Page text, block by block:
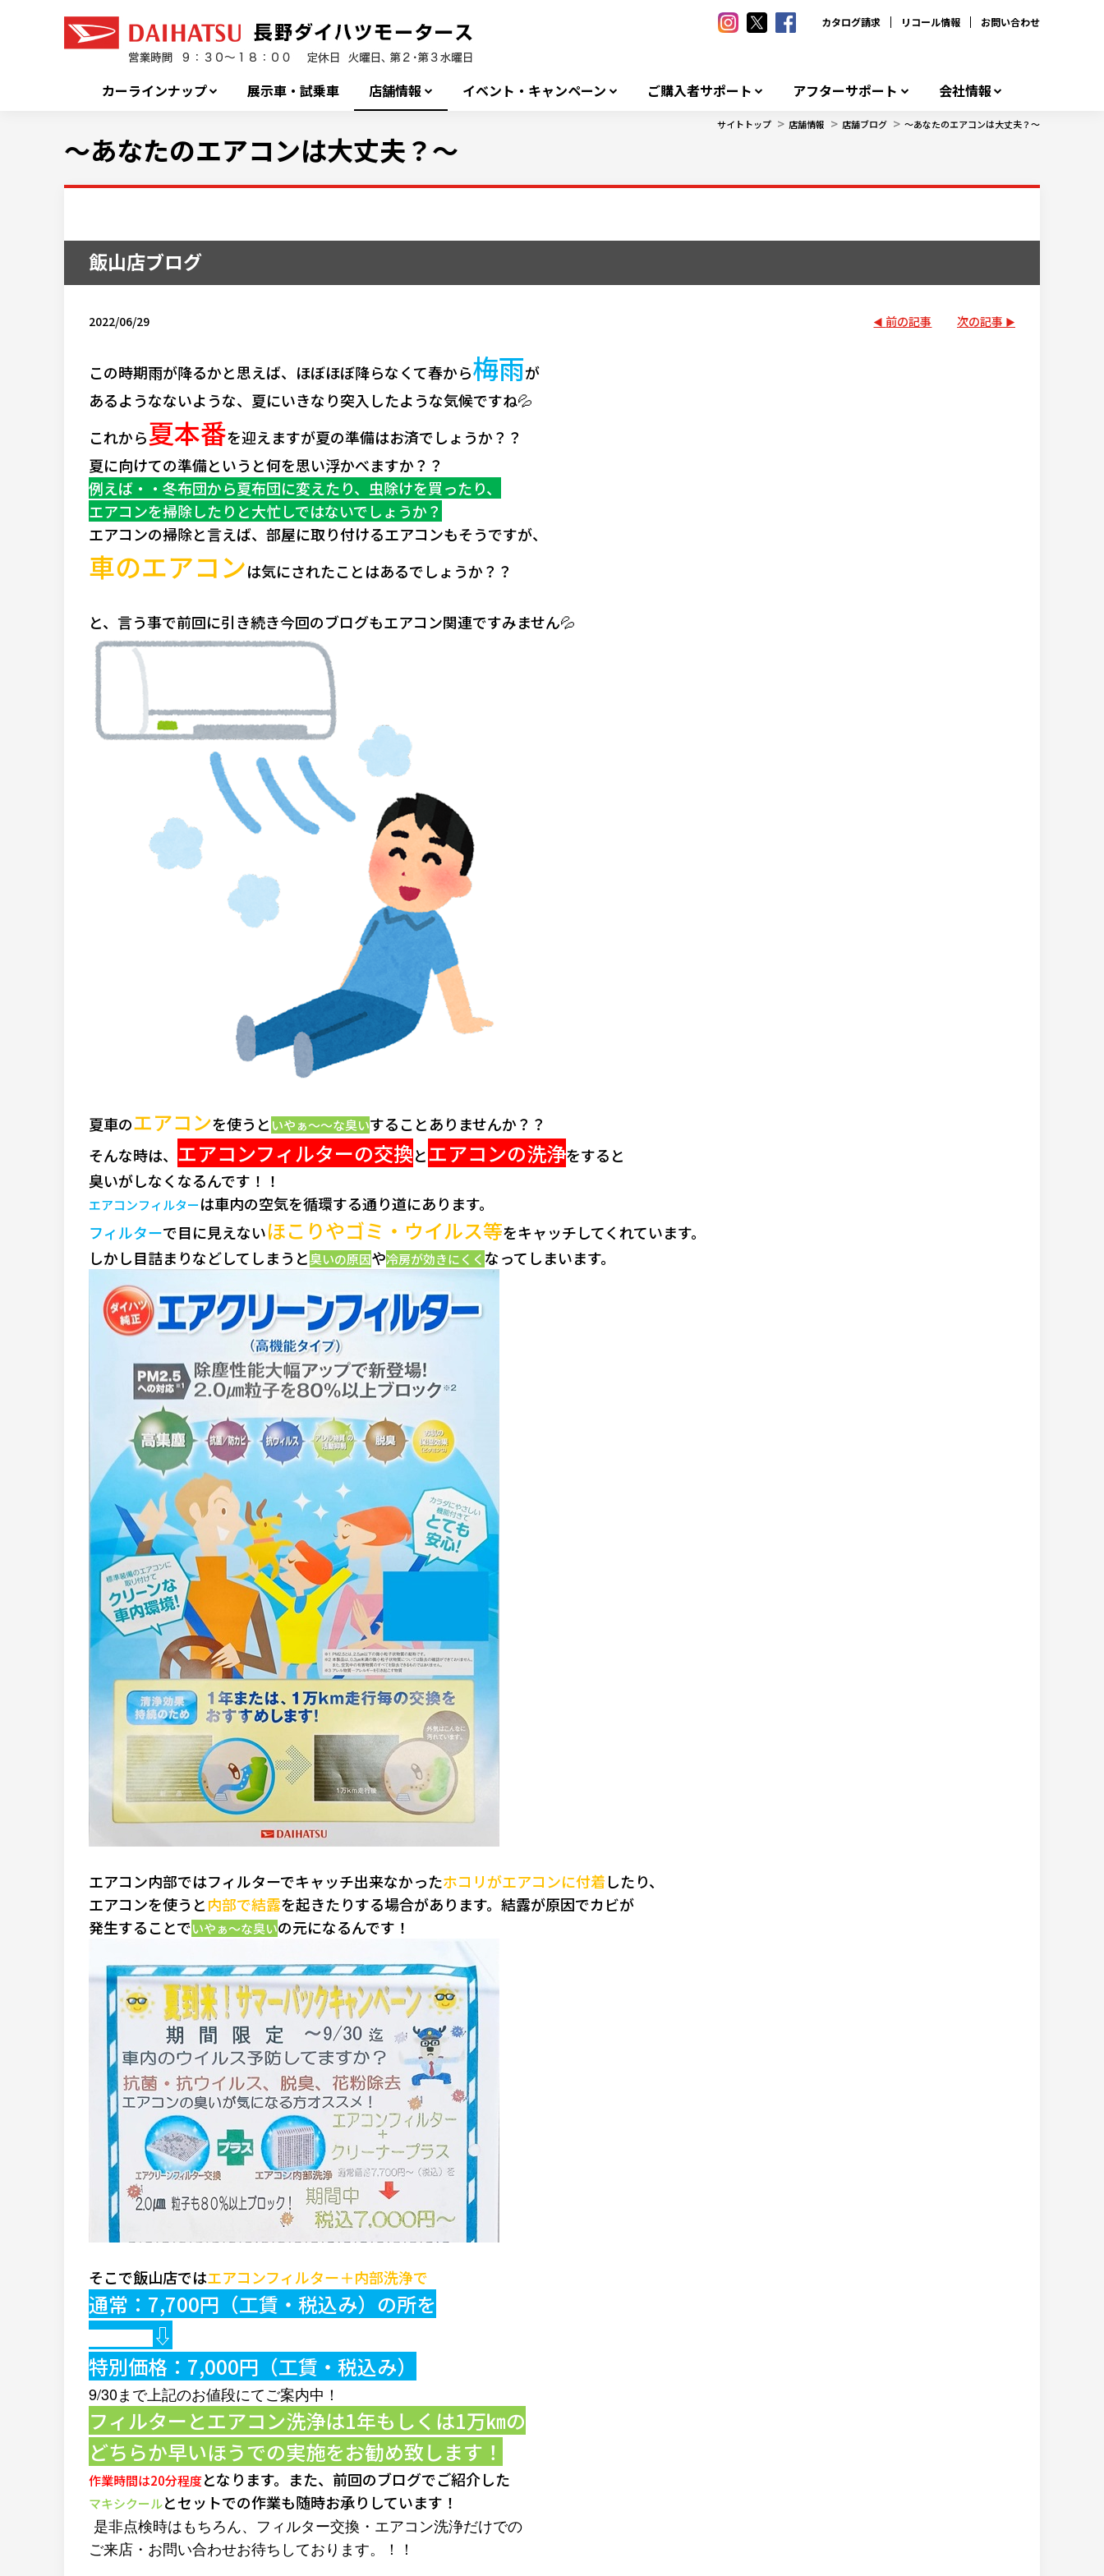
カタログ請求 リコール情報 お問い合わせ
カーラインナップ 展示車・試乗車 店舗情報 イベント・キャンペーン ご購入者サポート アフターサポート 会社情報
サイトトップ > 店舗情報 > 店舗ブログ > ～あなたのエアコンは大丈夫？～
～あなたのエアコンは大丈夫？～
飯山店ブログ
2022/06/29 前の記事 次の記事
この時期雨が降るかと思えば、ほぼほぼ降らなくて春から梅雨が
あるようなないような、夏にいきなり突入したような気候ですね💦
これから夏本番を迎えますが夏の準備はお済でしょうか？？
夏に向けての準備というと何を思い浮かべますか？？
例えば・・冬布団から夏布団に変えたり、虫除けを買ったり、
エアコンを掃除したりと大忙しではないでしょうか？
エアコンの掃除と言えば、部屋に取り付けるエアコンもそうですが、
車のエアコンは気にされたことはあるでしょうか？？
と、言う事で前回に引き続き今回のブログもエアコン関連ですみません💦
夏車のエアコンを使うと いやぁ～～な臭いすることありませんか？？
そんな時は、 エアコンフィルターの交換とエアコンの洗浄をすると
臭いがしなくなるんです！！
エアコンフィルターは車内の空気を循環する通り道にあります。
フィルターで目に見えないほこりやゴミ・ウイルス等をキャッチしてくれています。
しかし目詰まりなどしてしまうと臭いの原因や冷房が効きにくく なってしまいます。
エアコン内部ではフィルターでキャッチ出来なかったホコリがエアコンに付着したり、
エアコンを使うと内部で結露を起きたりする場合があります。結露が原因でカビが
発生することでいやぁ～な臭いの元になるんです！
そこで飯山店ではエアコンフィルター＋内部洗浄で
通常：7,700円（工賃・税込み）の所を
⇩
特別価格：7,000円（工賃・税込み）
9/30まで上記のお値段にてご案内中！
フィルターとエアコン洗浄は1年もしくは1万㎞の
どちらか早いほうでの実施をお勧め致します！
作業時間は20分程度となります。また、 前回のブログでご紹介した
マキシクールとセットでの作業も随時お承りしています！
是非点検時はもちろん、フィルター交換・エアコン洗浄だけでの
ご来店・お問い合わせお待ちしております。！！